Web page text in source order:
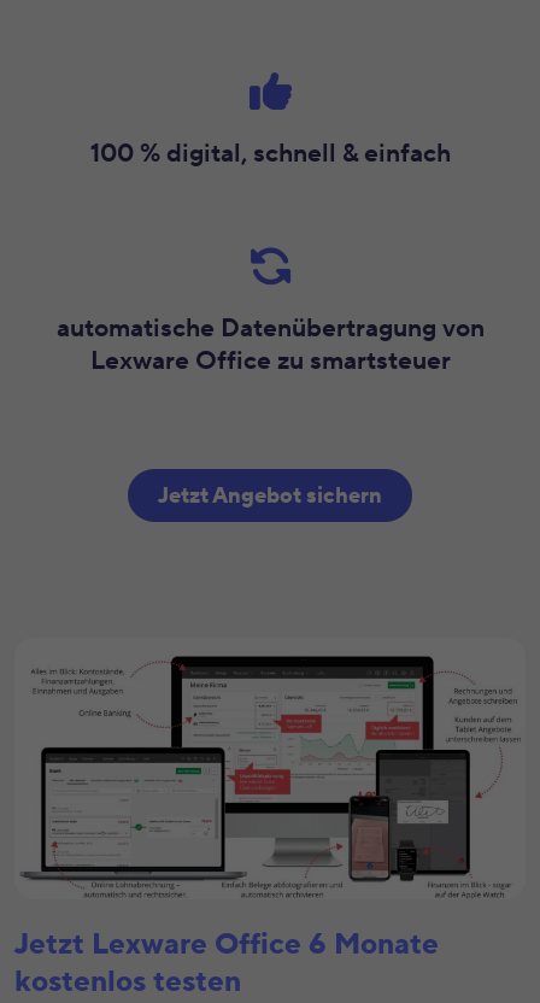
100 % digital, schnell & einfach
automatische Datenübertragung von
Lexware Office zu smartsteuer
Jetzt Angebot sichern
Jetzt Lexware Office 6 Monate
kostenlos testen